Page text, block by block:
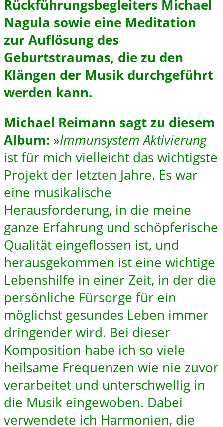
Rückführungsbegleiters Michael
Nagula sowie eine Meditation
zur Auflösung des
Geburtstraumas, die zu den
Klängen der Musik durchgeführt
werden kann.
Michael Reimann sagt zu diesem
Album: »Immunsystem Aktivierung
ist für mich vielleicht das wichtigste
Projekt der letzten Jahre. Es war
eine musikalische
Herausforderung, in die meine
ganze Erfahrung und schöpferische
Qualität eingeflossen ist, und
herausgekommen ist eine wichtige
Lebenshilfe in einer Zeit, in der die
persönliche Fürsorge für ein
möglichst gesundes Leben immer
dringender wird. Bei dieser
Komposition habe ich so viele
heilsame Frequenzen wie nie zuvor
verarbeitet und unterschwellig in
die Musik eingewoben. Dabei
verwendete ich Harmonien, die